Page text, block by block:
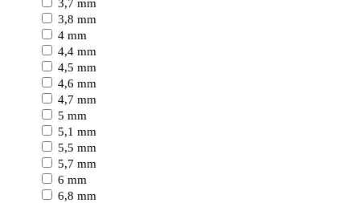
3,7 mm
3,8 mm
4 mm
4,4 mm
4,5 mm
4,6 mm
4,7 mm
5 mm
5,1 mm
5,5 mm
5,7 mm
6 mm
6,8 mm